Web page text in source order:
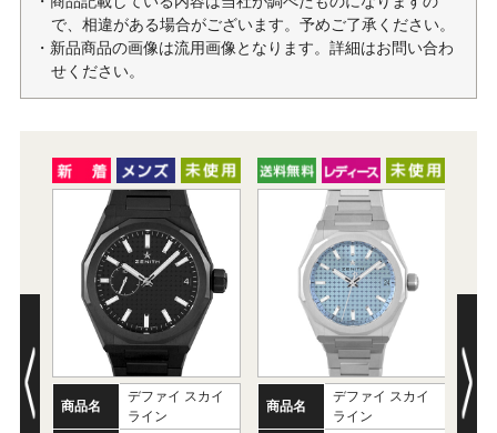
で、相違がある場合がございます。予めご了承ください。
・新品商品の画像は流用画像となります。詳細はお問い合わ
せください。
商品名
デファイ スカイ
ライン
商品名
デファイ スカイ
ライン